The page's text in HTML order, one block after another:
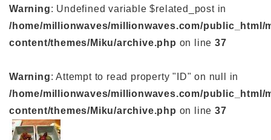
Warning: Undefined variable $related_post in
/home/millionwaves/millionwaves.com/public_html/
content/themes/Miku/archive.php on line37
Warning: Attempt to read property "ID" on null in
/home/millionwaves/millionwaves.com/public_html/
content/themes/Miku/archive.php on line37